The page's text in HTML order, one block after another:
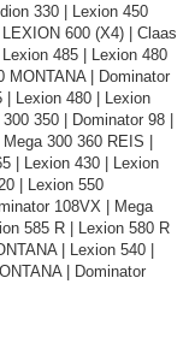
330 | Lexion 450
600 (X4) | Claas
485 | Lexion 480
MONTANA | Dominator
| Lexion 480 | Lexion
350 | Dominator 98 |
300 360 REIS |
| Lexion 430 | Lexion
| Lexion 550
108VX | Mega
585 R | Lexion 580 R
| Lexion 540 |
| Dominator